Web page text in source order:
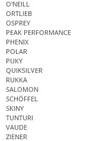
O'NEILL
ORTLIEB
OSPREY
PEAK PERFORMANCE
PHENIX
POLAR
PUKY
QUIKSILVER
RUKKA
SALOMON
SCHÖFFEL
SKINY
TUNTURI
VAUDE
ZIENER